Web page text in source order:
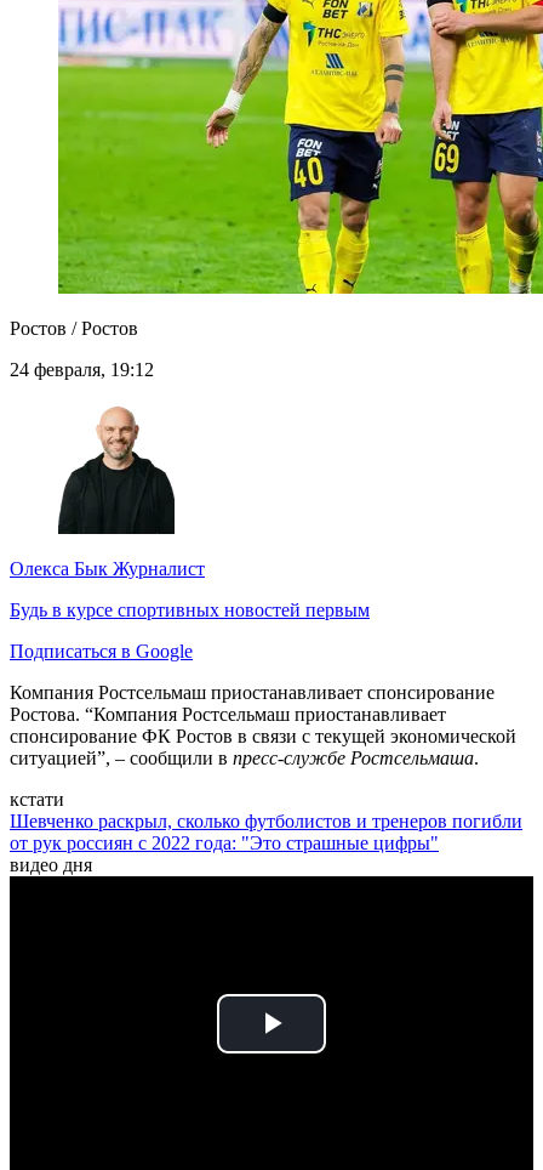
Ростов / Ростов
24 февраля, 19:12
Олекса Бык Журналист
Будь в курсе спортивных новостей первым
Подписаться в Google
Компания Ростсельмаш приостанавливает спонсирование
Ростова. “Компания Ростсельмаш приостанавливает
спонсирование ФК Ростов в связи с текущей экономической
ситуацией”, – сообщили в пресс-службе Ростсельмаша.
кстати
Шевченко раскрыл, сколько футболистов и тренеров погибли
от рук россиян с 2022 года: "Это страшные цифры"
видео дня
Play